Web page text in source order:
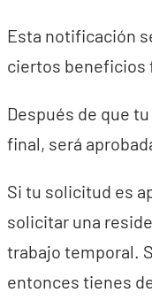
Esta notificación
ciertos beneficios
Después de que
final, será
Si tu solicitud es
solicitar una
trabajo temporal.
entonces tienes